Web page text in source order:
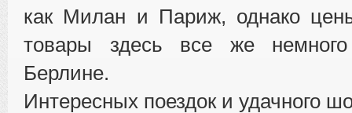
как Милан и Париж, однако
товары здесь все же
Берлине.
Интересных поездок и удачного